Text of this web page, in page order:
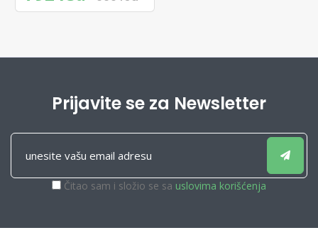
Prijavite se za Newsletter
Čitao sam i složio se sa uslovima korišćenja